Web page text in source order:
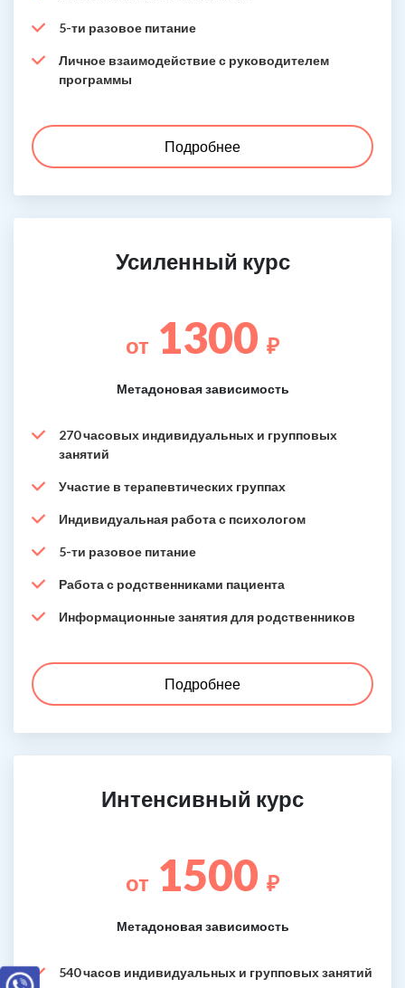
5-ти разовое питание
Личное взаимодействие с руководителем
программы
Подробнее
Усиленный курс
от 1300 ₽
Метадоновая зависимость
270 часовых индивидуальных и групповых
занятий
Участие в терапевтических группах
Индивидуальная работа с психологом
5-ти разовое питание
Работа с родственниками пациента
Информационные занятия для родственников
Подробнее
Интенсивный курс
от 1500 ₽
Метадоновая зависимость
540 часов индивидуальных и групповых занятий